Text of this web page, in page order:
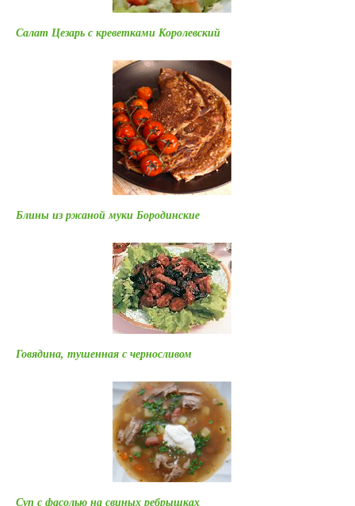
Салат Цезарь с креветками Королевский
Блины из ржаной муки Бородинские
Говядина, тушенная с черносливом
Суп с фасолью на свиных ребрышках